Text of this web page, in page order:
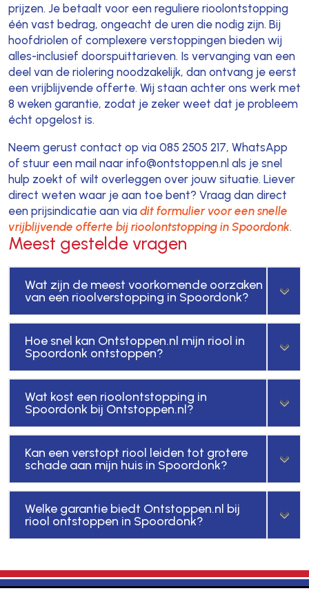
prijzen. Je betaalt voor een reguliere rioolontstopping
één vast bedrag, ongeacht de uren die nodig zijn. Bij
hoofdriolen of complexere verstoppingen bieden wij
alles-inclusief doorspuittarieven. Is vervanging van een
deel van de riolering noodzakelijk, dan ontvang je eerst
een vrijblijvende offerte. Wij staan achter ons werk met
8 weken garantie, zodat je zeker weet dat je probleem
écht opgelost is.
Neem gerust contact op via 085 2505 217, WhatsApp
of stuur een mail naar info@ontstoppen.nl als je snel
hulp zoekt of wilt overleggen over jouw situatie. Liever
direct weten waar je aan toe bent? Vraag dan direct
een prijsindicatie aan via dit formulier voor een snelle
vrijblijvende offerte bij rioolontstopping in Spoordonk.
Meest gestelde vragen
Wat zijn de meest voorkomende oorzaken
van een rioolverstopping in Spoordonk?
Hoe snel kan Ontstoppen.nl mijn riool in
Spoordonk ontstoppen?
Wat kost een rioolontstopping in
Spoordonk bij Ontstoppen.nl?
Kan een verstopt riool leiden tot grotere
schade aan mijn huis in Spoordonk?
Welke garantie biedt Ontstoppen.nl bij
riool ontstoppen in Spoordonk?